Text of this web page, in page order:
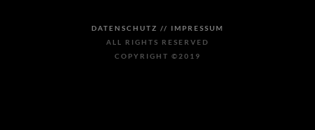
DATENSCHUTZ // IMPRESSUM
ALL RIGHTS RESERVED
COPYRIGHT ©2019